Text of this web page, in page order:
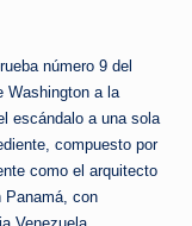
número 9 del
Washington a la
escándalo a una sola
compuesto por
como el arquitecto
Panamá, con